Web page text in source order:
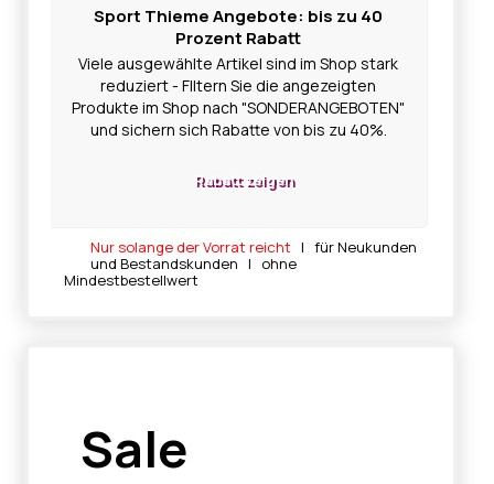
Sport Thieme Angebote: bis zu 40
Prozent Rabatt
Viele ausgewählte Artikel sind im Shop stark
reduziert - FIltern Sie die angezeigten
Produkte im Shop nach "SONDERANGEBOTEN"
und sichern sich Rabatte von bis zu 40%.
Rabatt zeigen
Nur solange der Vorrat reicht | für Neukunden
und Bestandskunden | ohne
Mindestbestellwert
Sale